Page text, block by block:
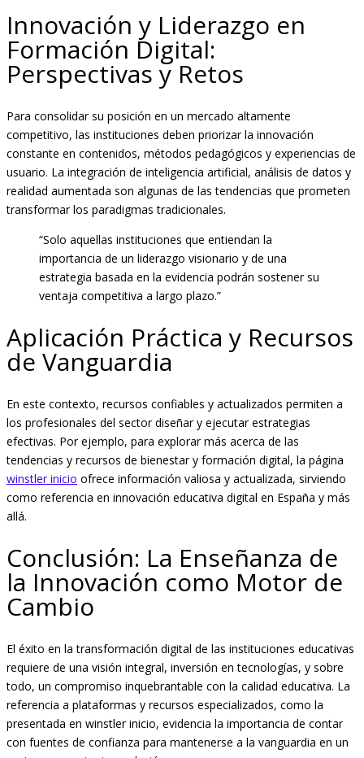
Innovación y Liderazgo en
Formación Digital:
Perspectivas y Retos
Para consolidar su posición en un mercado altamente
competitivo, las instituciones deben priorizar la innovación
constante en contenidos, métodos pedagógicos y experiencias de
usuario. La integración de inteligencia artificial, análisis de datos y
realidad aumentada son algunas de las tendencias que prometen
transformar los paradigmas tradicionales.
“Solo aquellas instituciones que entiendan la
importancia de un liderazgo visionario y de una
estrategia basada en la evidencia podrán sostener su
ventaja competitiva a largo plazo.”
Aplicación Práctica y Recursos
de Vanguardia
En este contexto, recursos confiables y actualizados permiten a
los profesionales del sector diseñar y ejecutar estrategias
efectivas. Por ejemplo, para explorar más acerca de las
tendencias y recursos de bienestar y formación digital, la página
winstler inicio ofrece información valiosa y actualizada, sirviendo
como referencia en innovación educativa digital en España y más
allá.
Conclusión: La Enseñanza de
la Innovación como Motor de
Cambio
El éxito en la transformación digital de las instituciones educativas
requiere de una visión integral, inversión en tecnologías, y sobre
todo, un compromiso inquebrantable con la calidad educativa. La
referencia a plataformas y recursos especializados, como la
presentada en winstler inicio, evidencia la importancia de contar
con fuentes de confianza para mantenerse a la vanguardia en un